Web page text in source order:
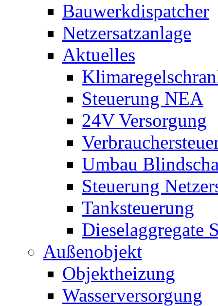
Bauwerkdispatcher
Netzersatzanlage
Aktuelles
Steuerung NEA
24V Versorgung
Umbau
Steuerung
Tanksteuerung
Dieselaggregate
Außenobjekt
Objektheizung
Wasserversorgung